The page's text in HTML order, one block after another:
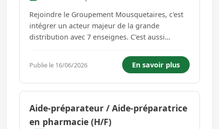
Rejoindre le Groupement Mousquetaires, c'est
intégrer un acteur majeur de la grande
distribution avec 7 enseignes. C'est aussi
sur 3 marchés (alimentaire, bricolage, mobilité),
qui réunit 150 000 collaborateurs et compte
plus de 3 000 chefs d'entr...
Publie le 16/06/2026 En savoir plus
Aide-préparateur / Aide-préparatrice
en pharmacie (H/F)